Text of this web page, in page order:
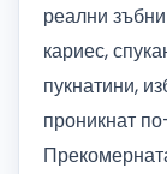
реални
кариес,
пукнатини,
проникнат